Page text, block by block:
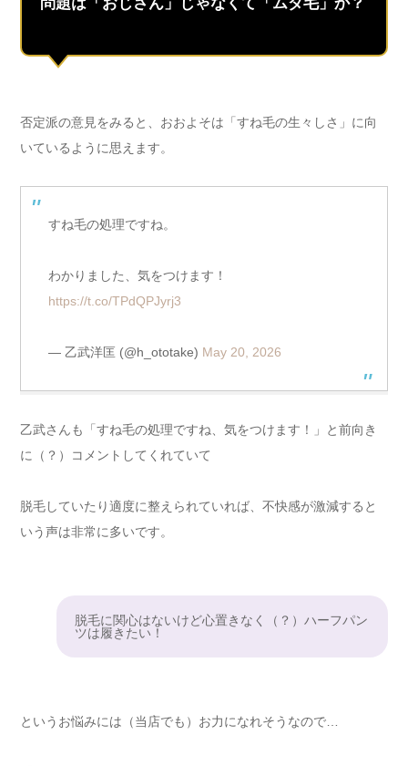
否定派の意見をみると、おおよそは「すね毛の生々しさ」に向
いているように思えます。
すね毛の処理ですね。
わかりました、気をつけます！
https://t.co/TPdQPJyrj3
— 乙武洋匡 (@h_ototake) May 20, 2026
乙武さんも「すね毛の処理ですね、気をつけます！」と前向き
に（？）コメントしてくれていて
脱毛していたり適度に整えられていれば、不快感が激減すると
いう声は非常に多いです。
脱毛に関心はないけど心置きなく（？）ハーフパン
ツは履きたい！
というお悩みには（当店でも）お力になれそうなので…